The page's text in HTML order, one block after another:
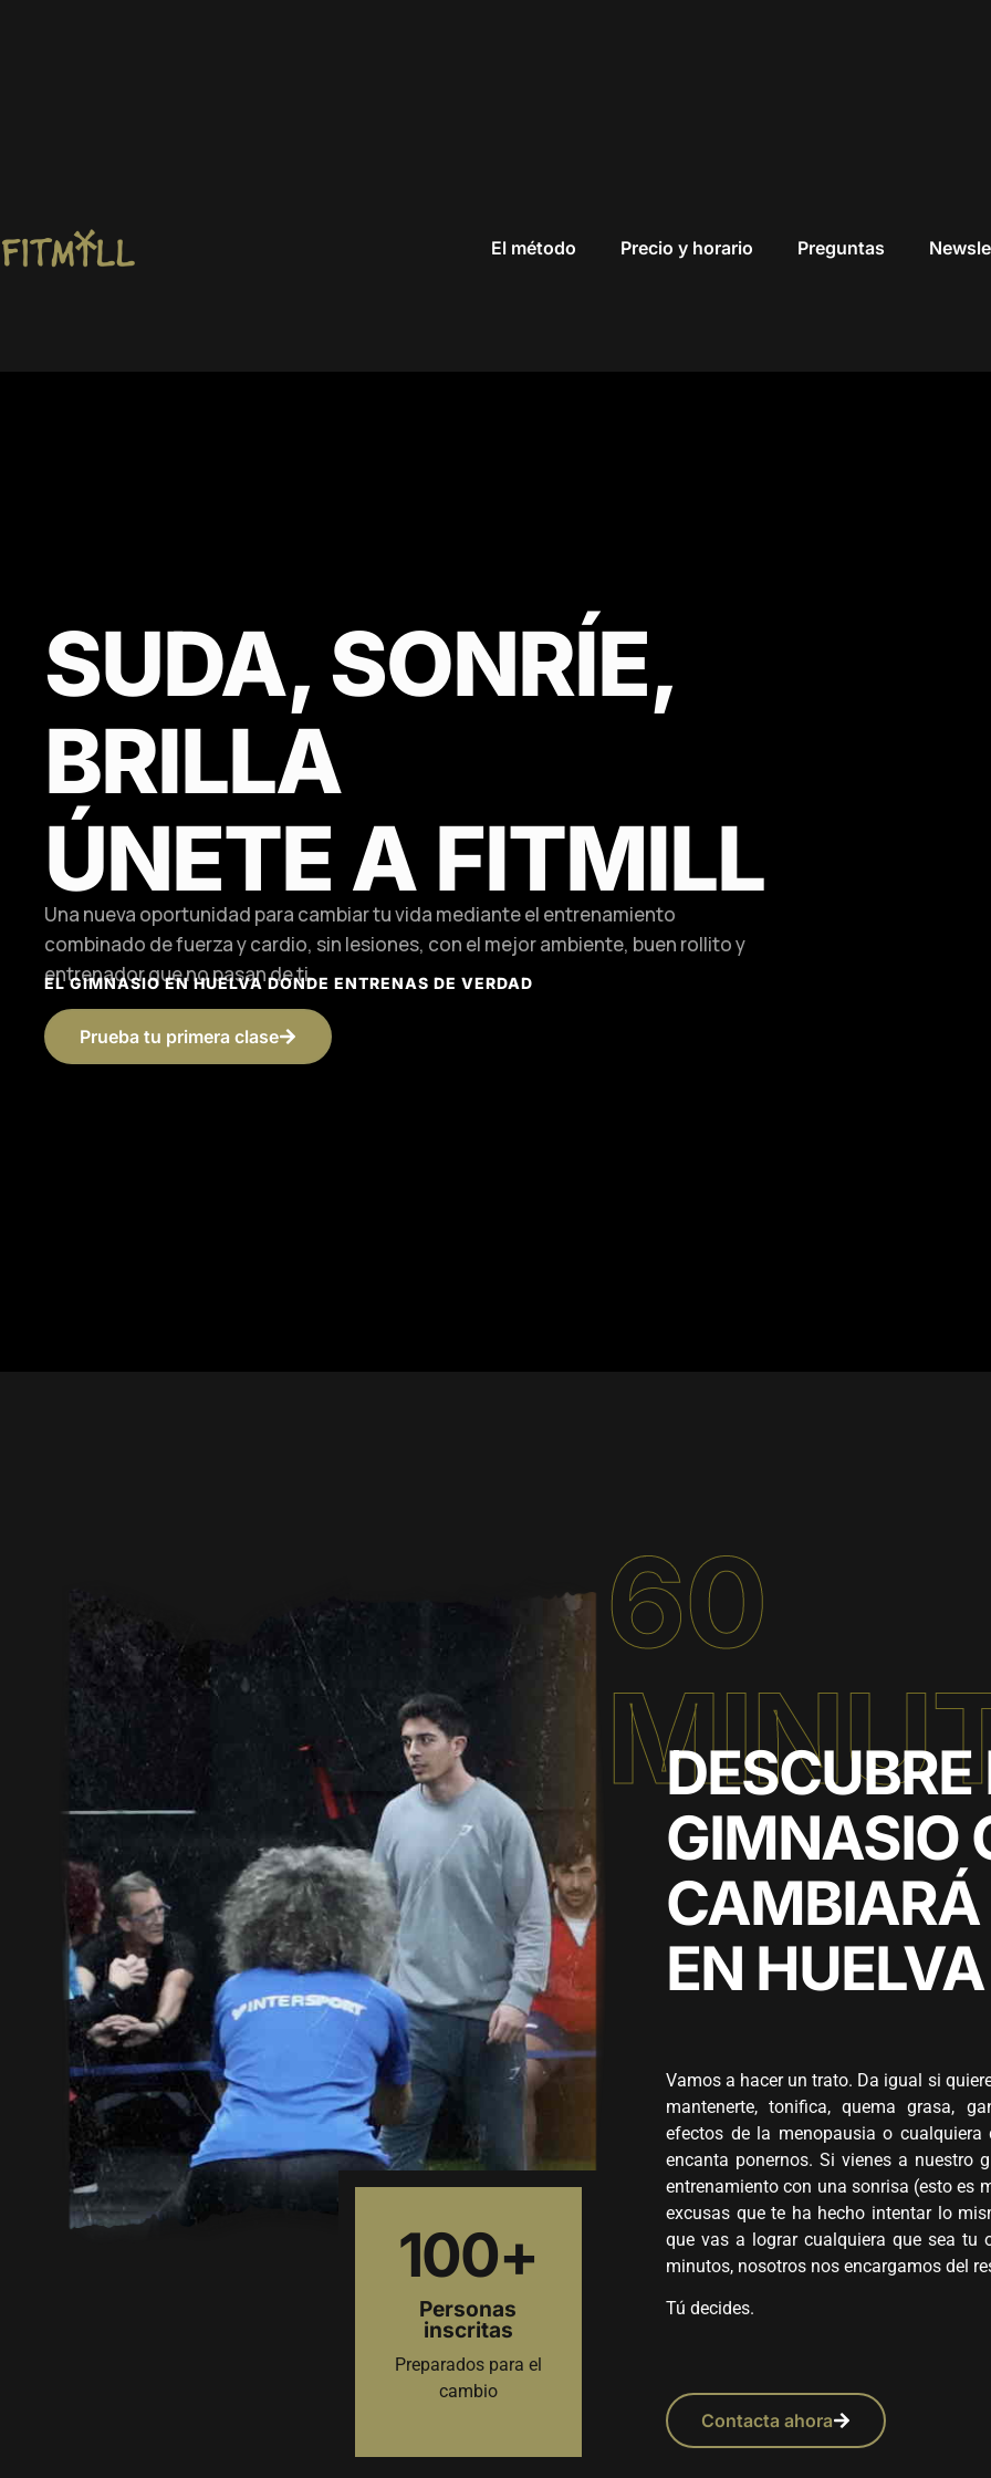
El método Precio y horario Preguntas
SUDA, SONRÍE,
BRILLA
ÚNETE A FITMILL
Una nueva oportunidad para cambiar tu vida mediante el entrenamiento
combinado de fuerza y cardio, sin lesiones, con el mejor ambiente, buen rollito y
entrenador que no pasan de ti.
EL GIMNASIO EN HUELVA DONDE ENTRENAS DE VERDAD
Prueba tu primera clase
100+
Personas
inscritas
Preparados para el
cambio
60
DESCUBRE
GIMNASIO
EN HUELVA
Vamos a hacer un trato. Da igual si
mantenerte, tonifica, quema grasa,
efectos de la menopausia o
encanta ponernos. Si vienes a nuestro
entrenamiento con una sonrisa (esto es
excusas que te ha hecho intentar lo
que vas a lograr cualquiera que sea tu
minutos, nosotros nos encargamos del
Tú decides.
Contacta ahora